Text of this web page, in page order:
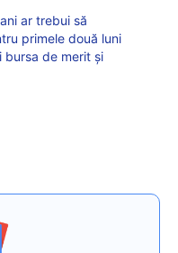
ar trebui să
primele două luni
bursa de merit și